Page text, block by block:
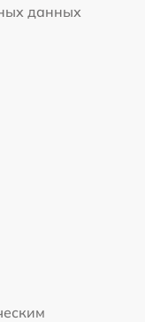
данных